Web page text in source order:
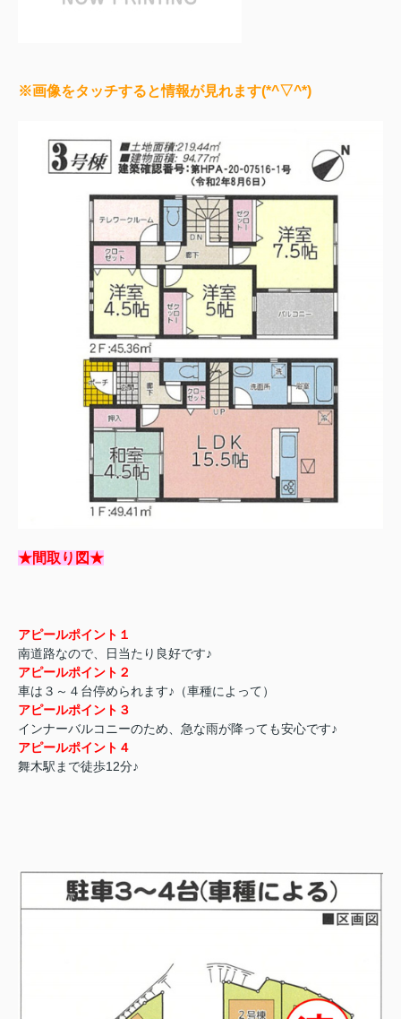
※画像をタッチすると情報が見れます(*^▽^*)
★間取り図★
アピールポイント１
南道路なので、日当たり良好です♪
アピールポイント２
車は３～４台停められます♪（車種によって）
アピールポイント３
インナーバルコニーのため、急な雨が降っても安心です♪
アピールポイント４
舞木駅まで徒歩12分♪